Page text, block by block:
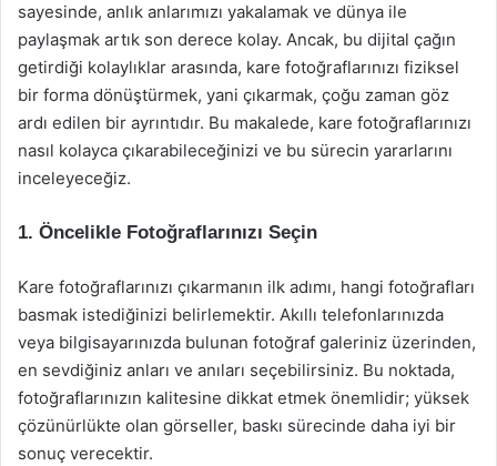
sayesinde, anlık anlarımızı yakalamak ve dünya ile
paylaşmak artık son derece kolay. Ancak, bu dijital çağın
getirdiği kolaylıklar arasında, kare fotoğraflarınızı fiziksel
bir forma dönüştürmek, yani çıkarmak, çoğu zaman göz
ardı edilen bir ayrıntıdır. Bu makalede, kare fotoğraflarınızı
nasıl kolayca çıkarabileceğinizi ve bu sürecin yararlarını
inceleyeceğiz.
1. Öncelikle Fotoğraflarınızı Seçin
Kare fotoğraflarınızı çıkarmanın ilk adımı, hangi fotoğrafları
basmak istediğinizi belirlemektir. Akıllı telefonlarınızda
veya bilgisayarınızda bulunan fotoğraf galeriniz üzerinden,
en sevdiğiniz anları ve anıları seçebilirsiniz. Bu noktada,
fotoğraflarınızın kalitesine dikkat etmek önemlidir; yüksek
çözünürlükte olan görseller, baskı sürecinde daha iyi bir
sonuç verecektir.